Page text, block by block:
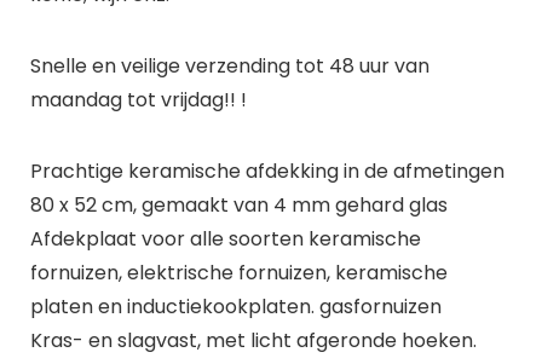
Snelle en veilige verzending tot 48 uur van
maandag tot vrijdag!! !
Prachtige keramische afdekking in de afmetingen
80 x 52 cm, gemaakt van 4 mm gehard glas
Afdekplaat voor alle soorten keramische
fornuizen, elektrische fornuizen, keramische
platen en inductiekookplaten. gasfornuizen
Kras- en slagvast, met licht afgeronde hoeken.